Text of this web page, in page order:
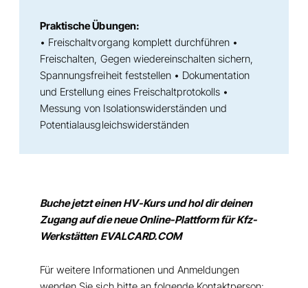
Praktische Übungen:
• Freischaltvorgang komplett durchführen •
Freischalten, Gegen wiedereinschalten sichern,
Spannungsfreiheit feststellen • Dokumentation
und Erstellung eines Freischaltprotokolls •
Messung von Isolationswiderständen und
Potentialausgleichswiderständen
Buche jetzt einen HV-Kurs und hol dir deinen
Zugang auf die neue Online-Plattform für Kfz-
WerkstättenEVALCARD.COM
Für weitere Informationen und Anmeldungen